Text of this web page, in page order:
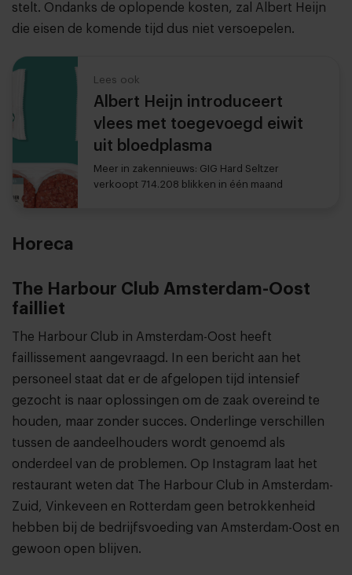
stelt. Ondanks de oplopende kosten, zal Albert Heijn
die eisen de komende tijd dus niet versoepelen.
Lees ook
Albert Heijn introduceert
vlees met toegevoegd eiwit
uit bloedplasma
Meer in zakennieuws: GIG Hard Seltzer
verkoopt 714.208 blikken in één maand
Horeca
The Harbour Club Amsterdam-Oost
failliet
The Harbour Club in Amsterdam-Oost heeft
faillissement aangevraagd. In een bericht aan het
personeel staat dat er de afgelopen tijd intensief
gezocht is naar oplossingen om de zaak overeind te
houden, maar zonder succes. Onderlinge verschillen
tussen de aandeelhouders wordt genoemd als
onderdeel van de problemen. Op Instagram laat het
restaurant weten dat The Harbour Club in Amsterdam-
Zuid, Vinkeveen en Rotterdam geen betrokkenheid
hebben bij de bedrijfsvoeding van Amsterdam-Oost en
gewoon open blijven.